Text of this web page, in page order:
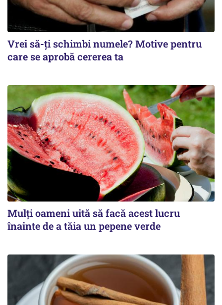
Vrei să-ți schimbi numele? Motive pentru
care se aprobă cererea ta
Mulți oameni uită să facă acest lucru
înainte de a tăia un pepene verde